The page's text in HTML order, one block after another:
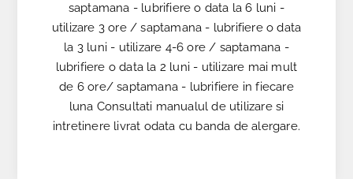
saptamana - lubrifiere o data la 6 luni -
utilizare 3 ore / saptamana - lubrifiere o data
la 3 luni - utilizare 4-6 ore / saptamana -
lubrifiere o data la 2 luni - utilizare mai mult
de 6 ore/ saptamana - lubrifiere in fiecare
luna Consultati manualul de utilizare si
intretinere livrat odata cu banda de alergare.